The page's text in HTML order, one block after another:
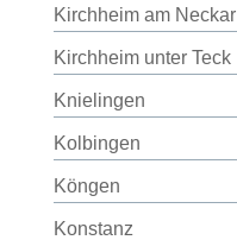
Kirchheim am Neckar
Kirchheim unter Teck
Knielingen
Kolbingen
Köngen
Konstanz